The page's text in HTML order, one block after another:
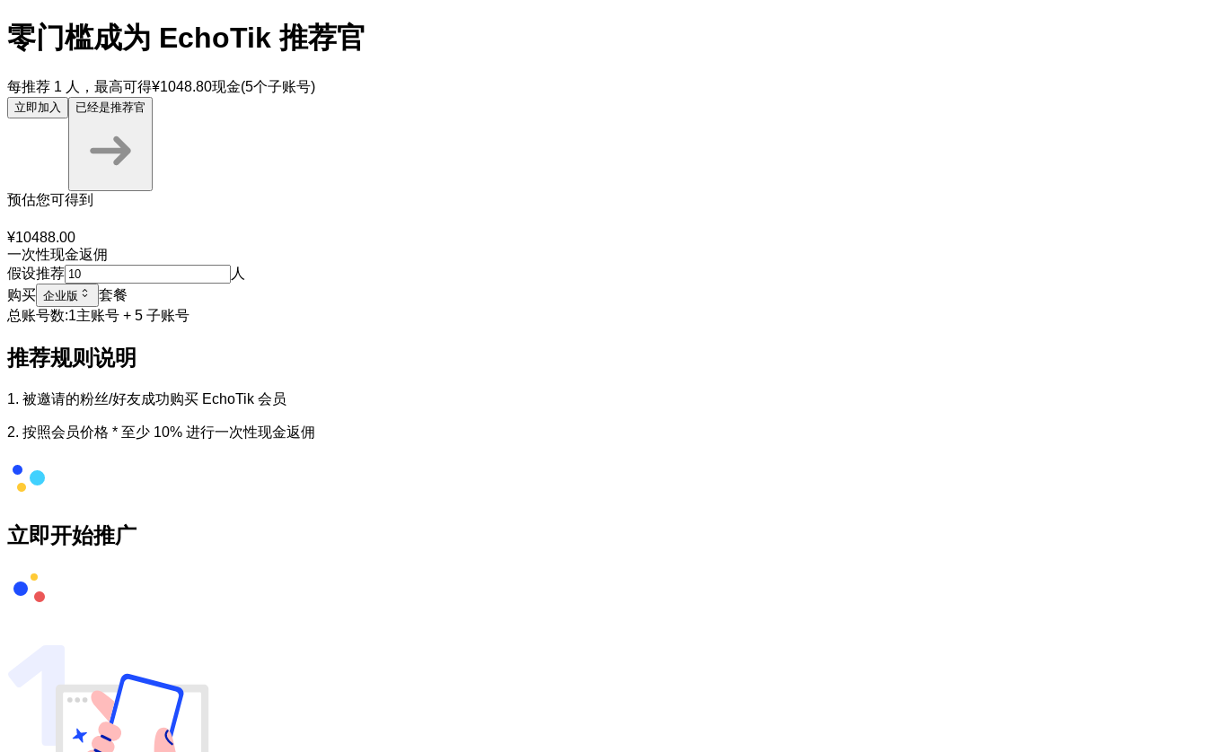
零门槛成为 EchoTik 推荐官
每推荐 1 人，最高可得¥1048.80现金(5个子账号)
立即加入 已经是推荐官
预估您可得到
¥10488.00
一次性现金返佣
假设推荐
人
购买 企业版
套餐
总账号数:1主账号 + 5 子账号
推荐规则说明
1. 被邀请的粉丝/好友成功购买 EchoTik 会员
2. 按照会员价格 * 至少 10% 进行一次性现金返佣
立即开始推广